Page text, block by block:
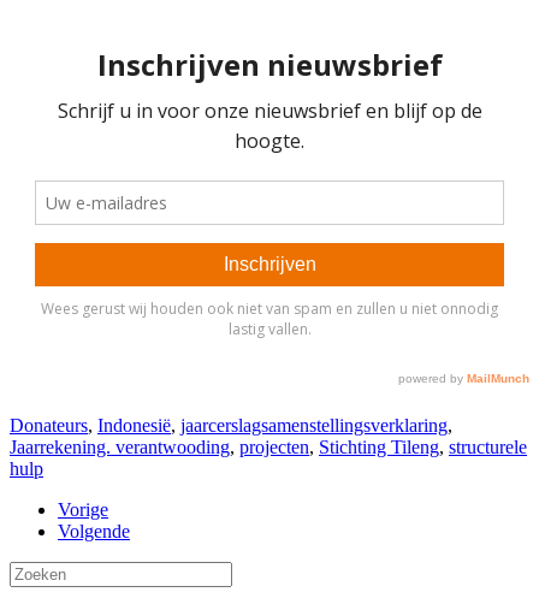
Donateurs, Indonesië, jaarcerslagsamenstellingsverklaring,
Jaarrekening. verantwooding, projecten, Stichting Tileng, structurele
hulp
Vorige
Volgende